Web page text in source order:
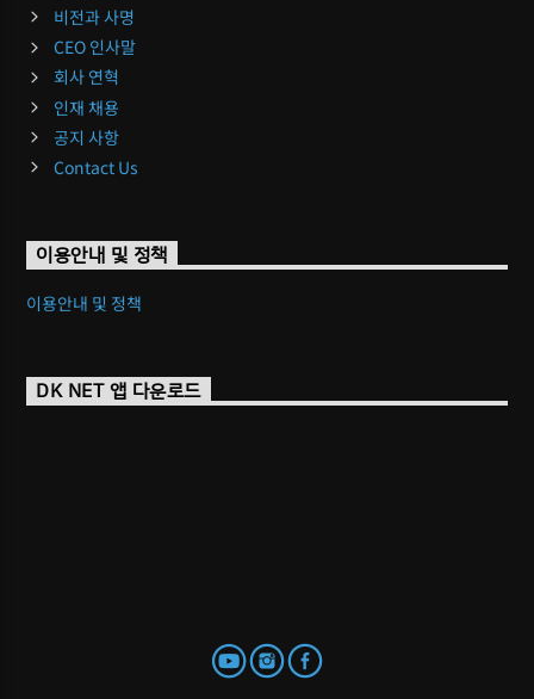
비전과 사명
CEO 인사말
회사 연혁
인재 채용
공지 사항
Contact Us
이용안내 및 정책
이용안내 및 정책
DK NET 앱 다운로드